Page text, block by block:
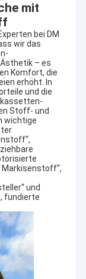
mit
bei DM
wir das
– es
Komfort, die
erhöht. In
und die
Stoff- und
wichtige
Markisenstoff“,
und
fundierte